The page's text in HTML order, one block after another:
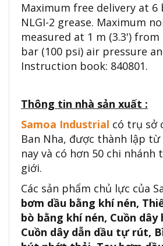
Maximum free delivery at 6
NLGI-2 grease. Maximum
measured at 1 m (3.3')
bar (100 psi) air pressure
Instruction book: 840801.
Thông tin nhà sản xuất :
Samoa Industrial có trụ sở
Ban Nha, được thành lập từ
nay và có hơn 50 chi
giới.
Các sản phẩm chủ lực của
bơm dầu bằng khí nén,
bò bằng khí nén, Cuồn
Cuồn dây dẫn dầu tự rút,